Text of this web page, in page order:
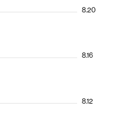
8.12
8.16
8.20